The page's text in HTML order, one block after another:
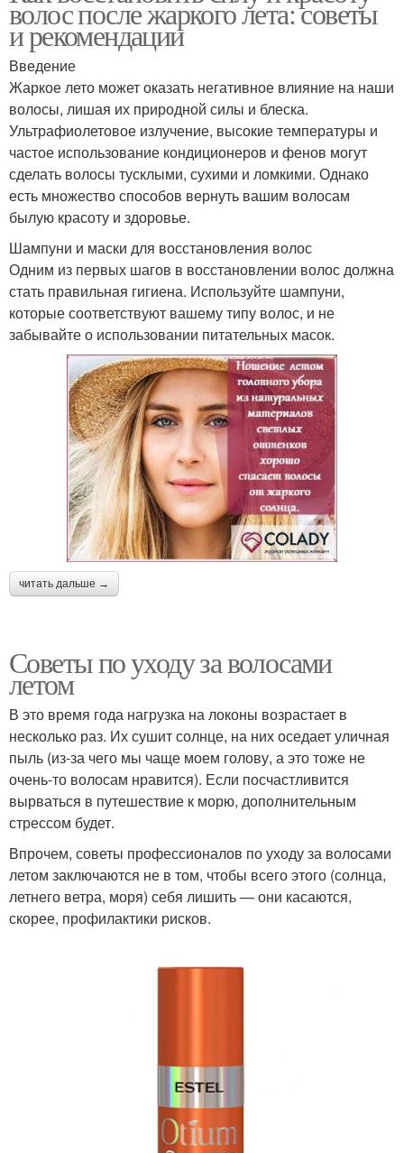
волос после жаркого лета: советы
и рекомендации
Введение
Жаркое лето может оказать негативное влияние на наши
волосы, лишая их природной силы и блеска.
Ультрафиолетовое излучение, высокие температуры и
частое использование кондиционеров и фенов могут
сделать волосы тусклыми, сухими и ломкими. Однако
есть множество способов вернуть вашим волосам
былую красоту и здоровье.
Шампуни и маски для восстановления волос
Одним из первых шагов в восстановлении волос должна
стать правильная гигиена. Используйте шампуни,
которые соответствуют вашему типу волос, и не
забывайте о использовании питательных масок.
читать дальше →
Советы по уходу за волосами
летом
В это время года нагрузка на локоны возрастает в
несколько раз. Их сушит солнце, на них оседает уличная
пыль (из-за чего мы чаще моем голову, а это тоже не
очень-то волосам нравится). Если посчастливится
вырваться в путешествие к морю, дополнительным
стрессом будет.
Впрочем, советы профессионалов по уходу за волосами
летом заключаются не в том, чтобы всего этого (солнца,
летнего ветра, моря) себя лишить — они касаются,
скорее, профилактики рисков.